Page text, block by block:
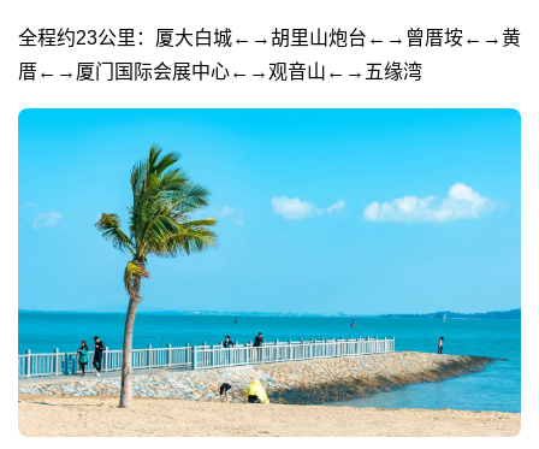
全程约23公里：厦大白城←→胡里山炮台←→曾厝垵←→黄
厝←→厦门国际会展中心←→观音山←→五缘湾